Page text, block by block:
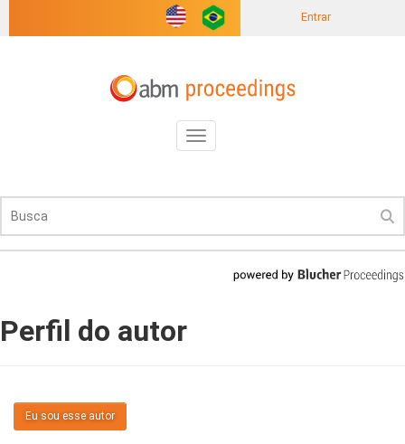
Entrar
Toggle
navigation
Perfil do autor
Eu sou esse autor